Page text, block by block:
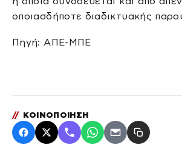
οποιασδήποτε διαδικτυακής
Πηγή: ΑΠΕ-ΜΠΕ
// ΚΟΙΝΟΠΟΙΗΣΗ